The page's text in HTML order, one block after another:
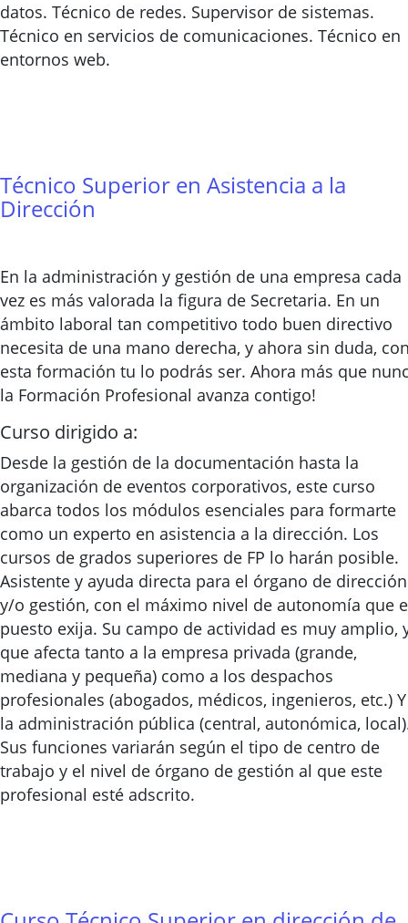
datos. Técnico de redes. Supervisor de sistemas.
Técnico en servicios de comunicaciones. Técnico en
entornos web.
Técnico Superior en Asistencia a la
Dirección
En la administración y gestión de una empresa cada
vez es más valorada la figura de Secretaria. En un
ámbito laboral tan competitivo todo buen directivo
necesita de una mano derecha, y ahora sin duda,
esta formación tu lo podrás ser. Ahora más que
la Formación Profesional avanza contigo!
Curso dirigido a:
Desde la gestión de la documentación hasta la
organización de eventos corporativos, este curso
abarca todos los módulos esenciales para formarte
como un experto en asistencia a la dirección. Los
cursos de grados superiores de FP lo harán posible.
Asistente y ayuda directa para el órgano de dirección
y/o gestión, con el máximo nivel de autonomía que
puesto exija. Su campo de actividad es muy amplio,
que afecta tanto a la empresa privada (grande,
mediana y pequeña) como a los despachos
profesionales (abogados, médicos, ingenieros, etc.)
la administración pública (central, autonómica,
Sus funciones variarán según el tipo de centro de
trabajo y el nivel de órgano de gestión al que este
profesional esté adscrito.